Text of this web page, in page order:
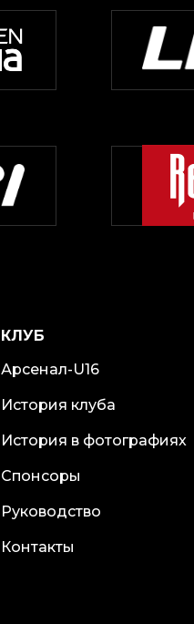
КЛУБ
Арсенал-U16
История клуба
История в фотографиях
Спонсоры
Руководство
Контакты